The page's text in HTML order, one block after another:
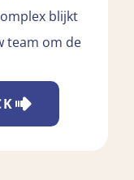
blijkt
team om de